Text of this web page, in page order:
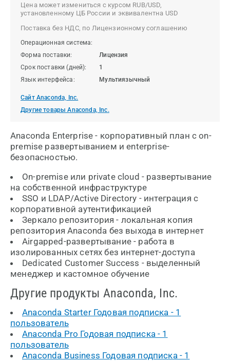
Цена может измениться с курсом RUB/USD,
установленному ЦБ России и эквивалентна USD
Поставка без НДС, по Лицензионному соглашению
Операционная система:
Форма поставки:
Лицензия
Срок поставки (дней):
1
Язык интерфейса:
Мультиязычный
Сайт Anaconda, Inc.
Другие товары Anaconda, Inc.
Anaconda Enterprise - корпоративный план с on-
premise развертыванием и enterprise-
безопасностью.
On-premise или private cloud - развертывание
на собственной инфраструктуре
SSO и LDAP/Active Directory - интеграция с
корпоративной аутентификацией
Зеркало репозитория - локальная копия
репозитория Anaconda без выхода в интернет
Airgapped-развертывание - работа в
изолированных сетях без интернет-доступа
Dedicated Customer Success - выделенный
менеджер и кастомное обучение
Другие продукты Anaconda, Inc.
Anaconda Starter Годовая подписка - 1
пользователь
Anaconda Pro Годовая подписка - 1
пользователь
Anaconda Business Годовая подписка - 1